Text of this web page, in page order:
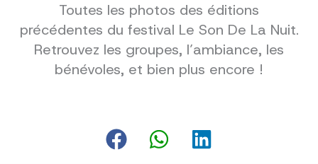
Toutes les photos des éditions
précédentes du festival Le Son De La Nuit.
Retrouvez les groupes, l’ambiance, les
bénévoles, et bien plus encore !